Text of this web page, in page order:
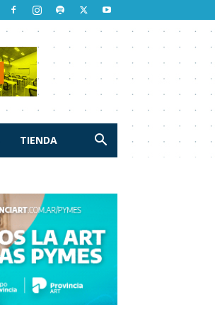
TIENDA